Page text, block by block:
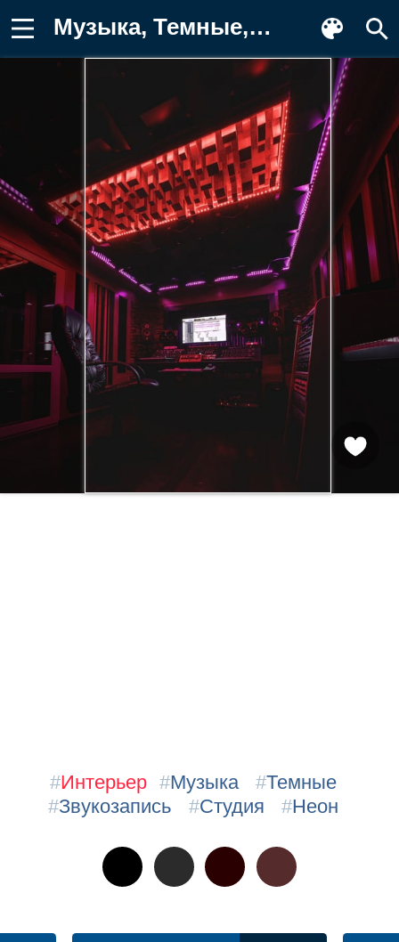
Музыка, Темные, Звукозапись, Студия Картинка на телефон
#Интерьер #Музыка #Темные
#Звукозапись #Студия #Неон